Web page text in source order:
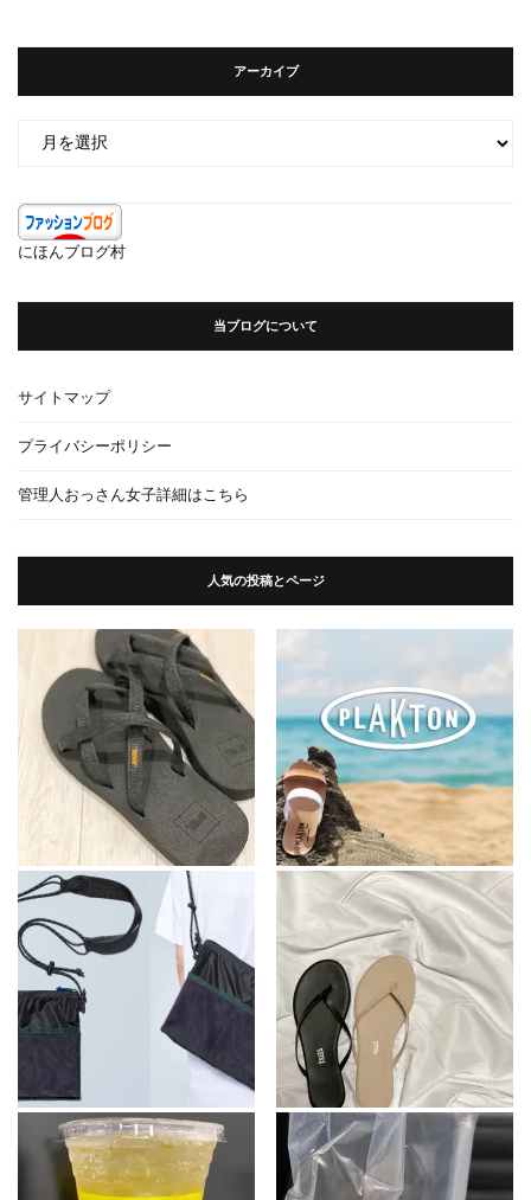
アーカイブ
イ
ブ
にほんブログ村
当ブログについて
サイトマップ
プライバシーポリシー
管理人おっさん女子詳細はこちら
人気の投稿とページ